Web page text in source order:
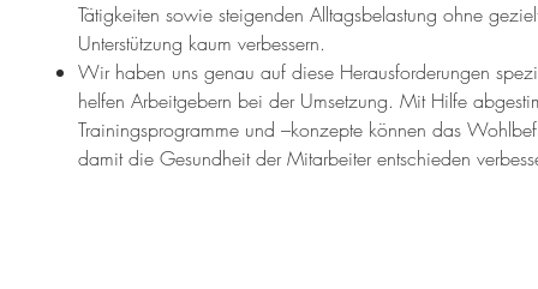
Tätigkeiten sowie steigenden Alltagsbelastung ohne
Unterstützung kaum verbessern.
Wir haben uns genau auf diese Herausforderungen
helfen Arbeitgebern bei der Umsetzung. Mit Hilfe
Trainingsprogramme und –konzepte können das
damit die Gesundheit der Mitarbeiter entschieden